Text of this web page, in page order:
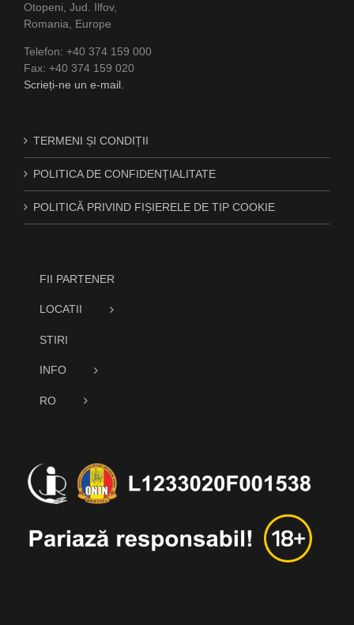
Otopeni, Jud. Ilfov,
Romania, Europe
Telefon: +40 374 159 000
Fax: +40 374 159 020
Scrieți-ne un e-mail.
TERMENI ȘI CONDIȚII
POLITICA DE CONFIDENȚIALITATE
POLITICĂ PRIVIND FIȘIERELE DE TIP COOKIE
FII PARTENER
LOCATII
STIRI
INFO
RO